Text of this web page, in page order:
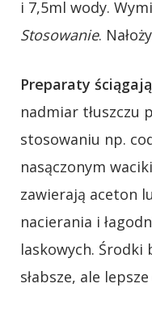
i 7,5ml wody.
Stosowanie.
Preparaty
nadmiar tłuszczu
stosowaniu np.
nasączonym
zawierają aceton
nacierania i
laskowych. Środki
słabsze, ale